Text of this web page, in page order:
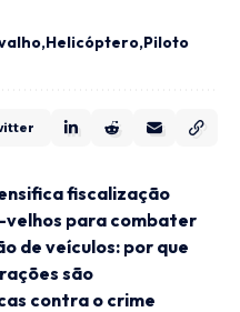
Helicóptero Piloto
fiscalização
para combater
de veículos: por que
são
contra o crime